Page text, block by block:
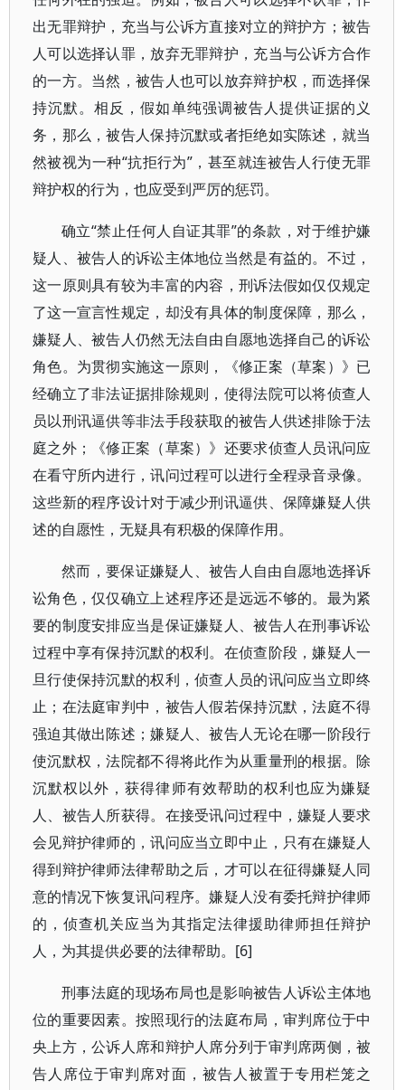
出无罪辩护，充当与公诉方直接对立的辩护方；被告
人可以选择认罪，放弃无罪辩护，充当与公诉方合作
的一方。当然，被告人也可以放弃辩护权，而选择保
持沉默。相反，假如单纯强调被告人提供证据的义
务，那么，被告人保持沉默或者拒绝如实陈述，就当
然被视为一种“抗拒行为”，甚至就连被告人行使无罪
辩护权的行为，也应受到严厉的惩罚。
确立“禁止任何人自证其罪”的条款，对于维护嫌
疑人、被告人的诉讼主体地位当然是有益的。不过，
这一原则具有较为丰富的内容，刑诉法假如仅仅规定
了这一宣言性规定，却没有具体的制度保障，那么，
嫌疑人、被告人仍然无法自由自愿地选择自己的诉讼
角色。为贯彻实施这一原则，《修正案（草案）》已
经确立了非法证据排除规则，使得法院可以将侦查人
员以刑讯逼供等非法手段获取的被告人供述排除于法
庭之外；《修正案（草案）》还要求侦查人员讯问应
在看守所内进行，讯问过程可以进行全程录音录像。
这些新的程序设计对于减少刑讯逼供、保障嫌疑人供
述的自愿性，无疑具有积极的保障作用。
然而，要保证嫌疑人、被告人自由自愿地选择诉
讼角色，仅仅确立上述程序还是远远不够的。最为紧
要的制度安排应当是保证嫌疑人、被告人在刑事诉讼
过程中享有保持沉默的权利。在侦查阶段，嫌疑人一
旦行使保持沉默的权利，侦查人员的讯问应当立即终
止；在法庭审判中，被告人假若保持沉默，法庭不得
强迫其做出陈述；嫌疑人、被告人无论在哪一阶段行
使沉默权，法院都不得将此作为从重量刑的根据。除
沉默权以外，获得律师有效帮助的权利也应为嫌疑
人、被告人所获得。在接受讯问过程中，嫌疑人要求
会见辩护律师的，讯问应当立即中止，只有在嫌疑人
得到辩护律师法律帮助之后，才可以在征得嫌疑人同
意的情况下恢复讯问程序。嫌疑人没有委托辩护律师
的，侦查机关应当为其指定法律援助律师担任辩护
人，为其提供必要的法律帮助。[6]
刑事法庭的现场布局也是影响被告人诉讼主体地
位的重要因素。按照现行的法庭布局，审判席位于中
央上方，公诉人席和辩护人席分列于审判席两侧，被
告人席位于审判席对面，被告人被置于专用栏笼之